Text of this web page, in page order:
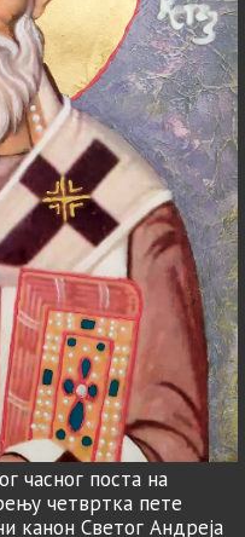
часног поста на
четвртка пете
канон Светог Андреја